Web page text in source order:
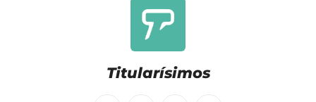
Titularísimos